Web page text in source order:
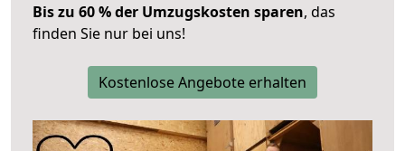
Bis zu 60 % der Umzugskosten sparen, das
finden Sie nur bei uns!
Kostenlose Angebote erhalten